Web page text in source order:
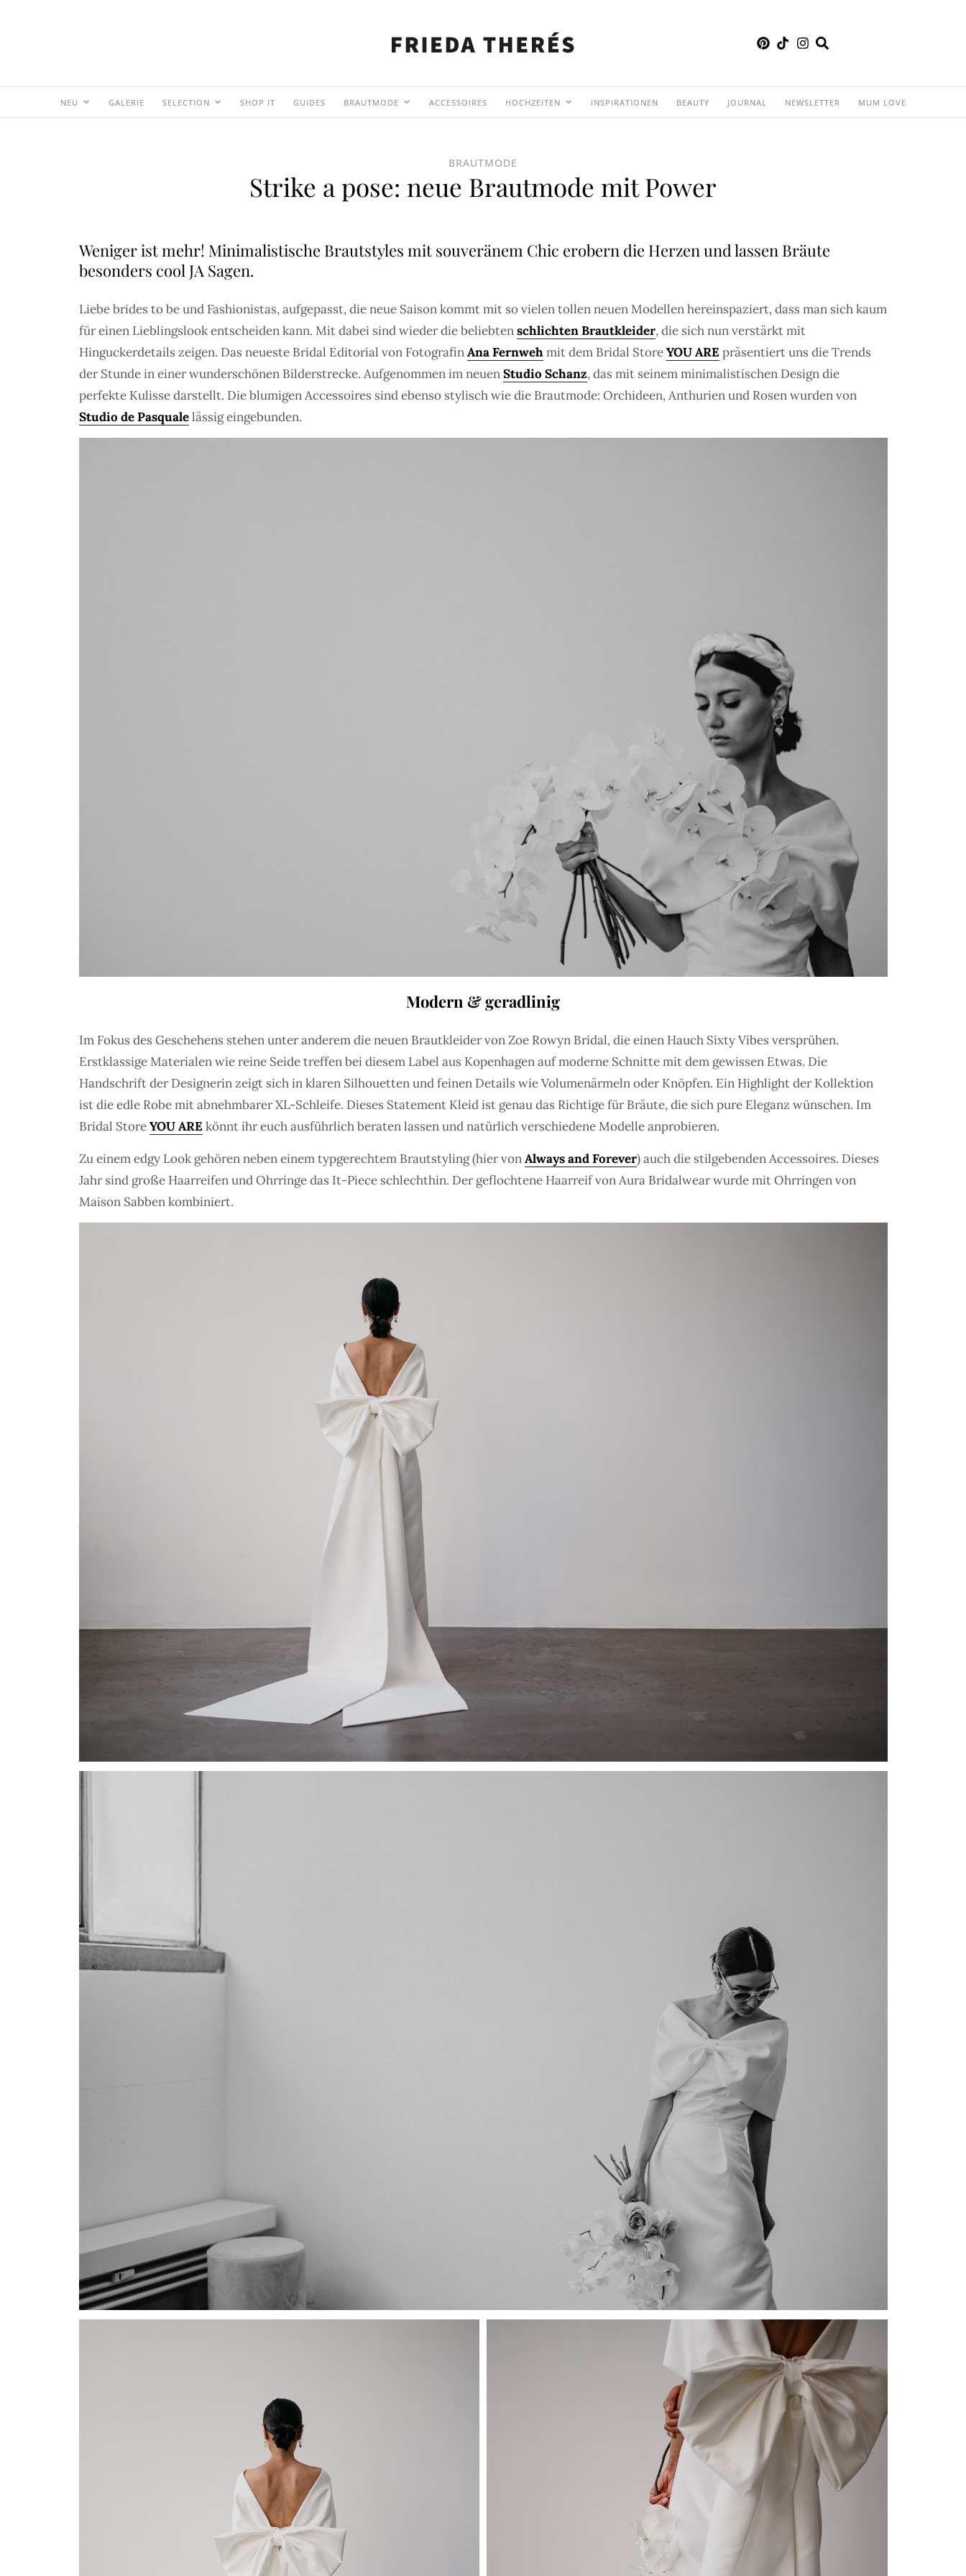
NEU GALERIE SELECTION SHOP IT GUIDES BRAUTMODE ACCESSOIRES HOCHZEITEN INSPIRATIONEN BEAUTY JOURNAL NEWSLETTER MUM LOVE
BRAUTMODE
Strike a pose: neue Brautmode mit Power
Weniger ist mehr! Minimalistische Brautstyles mit souveränem Chic erobern die Herzen und lassen Bräute
besonders cool JA Sagen.
Liebe brides to be und Fashionistas, aufgepasst, die neue Saison kommt mit so vielen tollen neuen Modellen hereinspaziert, dass man sich kaum
für einen Lieblingslook entscheiden kann. Mit dabei sind wieder die beliebtenschlichten Brautkleider, die sich nun verstärkt mit
Hinguckerdetails zeigen. Das neueste Bridal Editorial von FotografinAna Fernwehmit dem Bridal StoreYOU ARE präsentiert uns die Trends
der Stunde in einer wunderschönen Bilderstrecke. Aufgenommen im neuenStudio Schanz, das mit seinem minimalistischen Design die
perfekte Kulisse darstellt. Die blumigen Accessoires sind ebenso stylisch wie die Brautmode: Orchideen, Anthurien und Rosen wurden von
Studio de Pasqualelässig eingebunden.
Modern & geradlinig
Im Fokus des Geschehens stehen unter anderem die neuen Brautkleider von Zoe Rowyn Bridal, die einen Hauch Sixty Vibes versprühen.
Erstklassige Materialen wie reine Seide treffen bei diesem Label aus Kopenhagen auf moderne Schnitte mit dem gewissen Etwas. Die
Handschrift der Designerin zeigt sich in klaren Silhouetten und feinen Details wie Volumenärmeln oder Knöpfen. Ein Highlight der Kollektion
ist die edle Robe mit abnehmbarer XL-Schleife. Dieses Statement Kleid ist genau das Richtige für Bräute, die sich pure Eleganz wünschen. Im
Bridal StoreYOU ARE könnt ihr euch ausführlich beraten lassen und natürlich verschiedene Modelle anprobieren.
Zu einem edgy Look gehören neben einem typgerechtem Brautstyling (hier vonAlways and Forever) auch die stilgebenden Accessoires. Dieses
Jahr sind große Haarreifen und Ohrringe das It-Piece schlechthin. Der geflochtene Haarreif von Aura Bridalwear wurde mit Ohrringen von
Maison Sabben kombiniert.